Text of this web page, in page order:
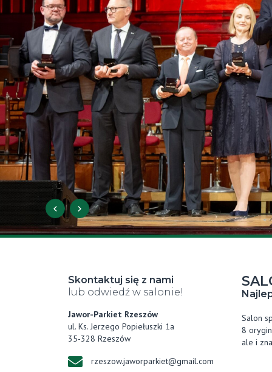
Skontaktuj się z nami
lub odwiedź w salonie!
Jawor-Parkiet Rzeszów
ul. Ks. Jerzego Popiełuszki 1a
35-328 Rzeszów
rzeszow.jaworparkiet@gmail.com
Salon
8
ale i